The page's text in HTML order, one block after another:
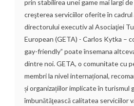
prin stabilirea unei game mai largi
creşterea serviciilor oferite în
directorului executiv al Asociaţiei
European (GETA) - Carlos Kytka –
gay-friendly” poate însemana
dintre noi. GETA, o comunitate cu
membri la nivel internațional,
și organizațiilor implicate în turismul
îmbunătăţească calitatea serviciilor